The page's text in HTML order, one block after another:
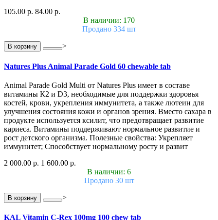
105.00 р. 84.00 р.
В наличии: 170
Продано 334 шт
В корзину >
Natures Plus Animal Parade Gold 60 chewable tab
Animal Parade Gold Multi от Natures Plus имеет в составе
витамины К2 и D3, необходимые для поддержки здоровья
костей, крови, укрепления иммунитета, а также лютеин для
улучшения состояния кожи и органов зрения. Вместо сахара в
продукте используется ксилит, что предотвращает развитие
кариеса. Витамины поддерживают нормальное развитие и
рост детского организма. Полезные свойства: Укрепляет
иммунитет; Способствует нормальному росту и развит
2 000.00 р. 1 600.00 р.
В наличии: 6
Продано 30 шт
В корзину >
KAL Vitamin C-Rex 100mg 100 chew tab